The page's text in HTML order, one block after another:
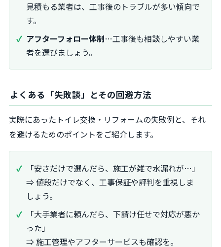
見積もる業者は、工事後のトラブルが多い傾向で
す。
アフターフォロー体制…工事後も相談しやすい業
者を選びましょう。
よくある「失敗談」とその回避方法
実際にあったトイレ交換・リフォームの失敗例と、それ
を避けるためのポイントをご紹介します。
「安さだけで選んだら、施工が雑で水漏れが…」
⇒ 値段だけでなく、工事保証や評判を重視しま
しょう。
「大手業者に頼んだら、下請け任せで対応が悪か
った」
⇒ 施工管理やアフターサービスも確認を。